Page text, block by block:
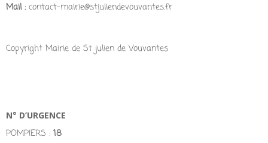
Mail :contact-mairie@stjuliendevouvantes.fr
Copyright Mairie de St julien de Vouvantes
N° D’URGENCE
POMPIERS : 18